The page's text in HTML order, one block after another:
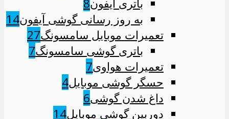
باتری آیفون8
به روز رسانی گوشی آیفون14
تعمیرات موبایل سامسونگ27
باتری گوشی سامسونگ7
تعمیرات هواوی7
حسگر گوشی موبایل4
داغ شدن گوشی6
دوربین گوشی موبایل14